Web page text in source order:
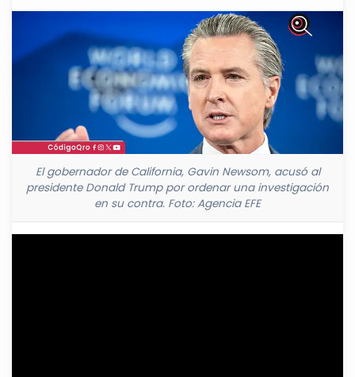
El gobernador de California, Gavin Newsom, acusó al
presidente Donald Trump por ordenar una investigación
en su contra. Foto: Agencia EFE